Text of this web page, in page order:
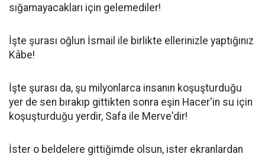
sığamayacakları için gelemediler!
İşte şurası oğlun İsmail ile birlikte ellerinizle yaptığınız
Kâbe!
İşte şurası da, şu milyonlarca insanın koşuşturduğu
yer de sen bırakıp gittikten sonra eşin Hacer'in su için
koşuşturduğu yerdir, Safa ile Merve'dir!
İster o beldelere gittiğimde olsun, ister ekranlardan